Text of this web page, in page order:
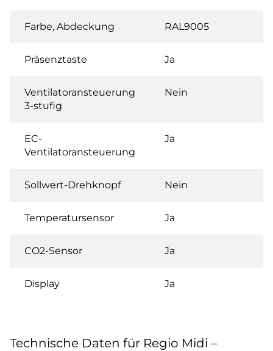
Farbe, Abdeckung RAL9005
Präsenztaste Ja
Ventilatoransteuerung
3-stufig
Nein
EC-
Ventilatoransteuerung
Ja
Sollwert-Drehknopf Nein
Temperatursensor Ja
CO2-Sensor Ja
Display Ja
Technische Daten für Regio Midi –